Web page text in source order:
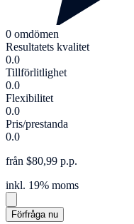
0 omdömen
Resultatets kvalitet
0.0
Tillförlitlighet
0.0
Flexibilitet
0.0
Pris/prestanda
0.0
från $80,99 p.p.
inkl. 19% moms
Förfråga nu